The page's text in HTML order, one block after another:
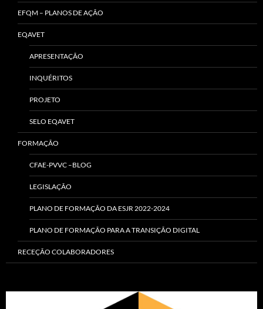
EFQM – PLANOS DE AÇÃO
EQAVET
APRESENTAÇÃO
INQUÉRITOS
PROJETO
SELO EQAVET
FORMAÇÃO
CFAE-PVVC –BLOG
LEGISLAÇÃO
PLANO DE FORMAÇÃO DA ESJR 2022-2024
PLANO DE FORMAÇÃO PARA A TRANSIÇÃO DIGITAL
RECEÇÃO COLABORADORES